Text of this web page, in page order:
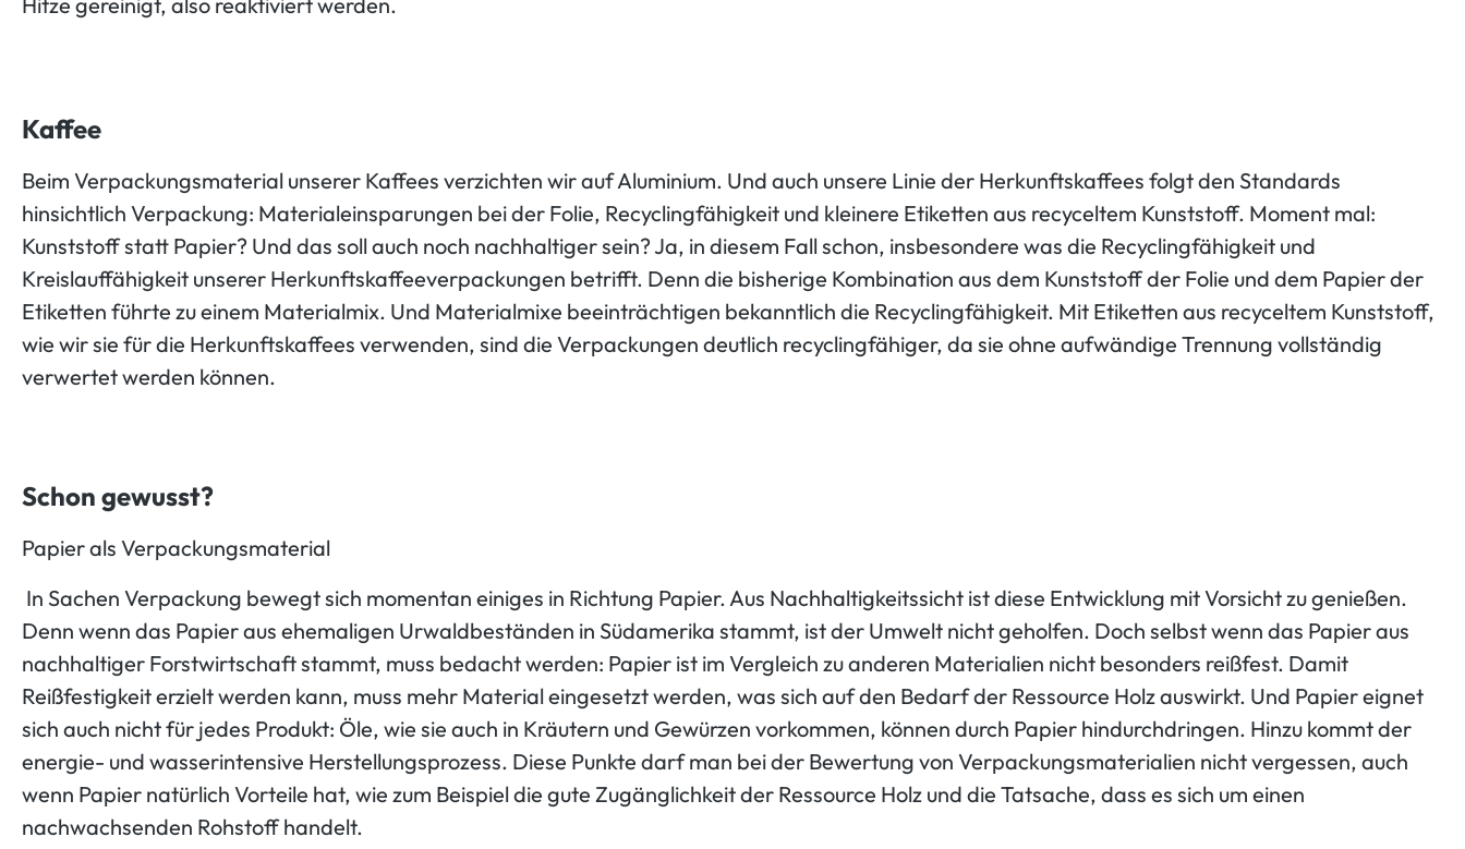
Kaffee
Beim Verpackungsmaterial unserer Kaffees verzichten wir auf Aluminium. Und auch unsere Linie der Herkunftskaffees folgt den Standards
hinsichtlich Verpackung: Materialeinsparungen bei der Folie, Recyclingfähigkeit und kleinere Etiketten aus recyceltem Kunststoff. Moment mal:
Kunststoff statt Papier? Und das soll auch noch nachhaltiger sein? Ja, in diesem Fall schon, insbesondere was die Recyclingfähigkeit und
Kreislauffähigkeit unserer Herkunftskaffeeverpackungen betrifft. Denn die bisherige Kombination aus dem Kunststoff der Folie und dem Papier der
Etiketten führte zu einem Materialmix. Und Materialmixe beeinträchtigen bekanntlich die Recyclingfähigkeit. Mit Etiketten aus recyceltem Kunststoff,
wie wir sie für die Herkunftskaffees verwenden, sind die Verpackungen deutlich recyclingfähiger, da sie ohne aufwändige Trennung vollständig
verwertet werden können.
Schon gewusst?
Papier als Verpackungsmaterial
In Sachen Verpackung bewegt sich momentan einiges in Richtung Papier. Aus Nachhaltigkeitssicht ist diese Entwicklung mit Vorsicht zu genießen.
Denn wenn das Papier aus ehemaligen Urwaldbeständen in Südamerika stammt, ist der Umwelt nicht geholfen. Doch selbst wenn das Papier aus
nachhaltiger Forstwirtschaft stammt, muss bedacht werden: Papier ist im Vergleich zu anderen Materialien nicht besonders reißfest. Damit
Reißfestigkeit erzielt werden kann, muss mehr Material eingesetzt werden, was sich auf den Bedarf der Ressource Holz auswirkt. Und Papier eignet
sich auch nicht für jedes Produkt: Öle, wie sie auch in Kräutern und Gewürzen vorkommen, können durch Papier hindurchdringen. Hinzu kommt der
energie- und wasserintensive Herstellungsprozess. Diese Punkte darf man bei der Bewertung von Verpackungsmaterialien nicht vergessen, auch
wenn Papier natürlich Vorteile hat, wie zum Beispiel die gute Zugänglichkeit der Ressource Holz und die Tatsache, dass es sich um einen
nachwachsenden Rohstoff handelt.